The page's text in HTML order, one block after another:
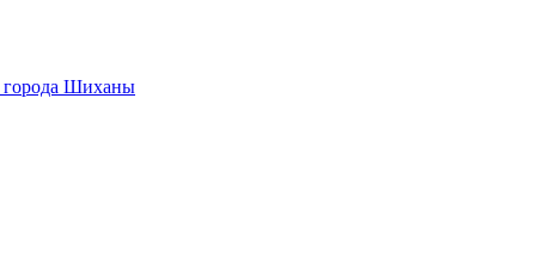
города Шиханы